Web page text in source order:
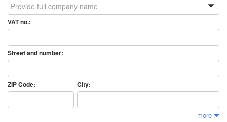
VAT no.:
Street and number:
ZIP Code: City:
more